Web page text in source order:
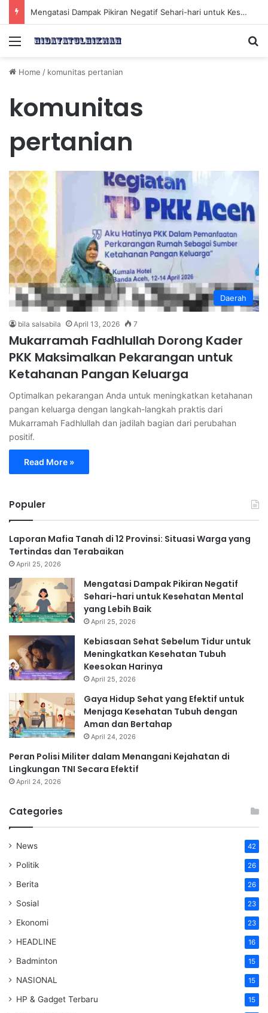
Mengatasi Dampak Pikiran Negatif Sehari-hari untuk Kesehatan Mental yang Lebih Baik
Menu
Home / komunitas pertanian
komunitas
pertanian
Daerah
bila salsabila April 13, 2026 7
Mukarramah Fadhlullah Dorong Kader
PKK Maksimalkan Pekarangan untuk
Ketahanan Pangan Keluarga
Optimalkan pekarangan Anda untuk meningkatkan ketahanan
pangan keluarga dengan langkah-langkah praktis dari
Mukarramah Fadhlullah dan jadilah bagian dari perubahan
positif.
Read More »
Populer
Laporan Mafia Tanah di 12 Provinsi: Situasi Warga yang
Tertindas dan Terabaikan
April 25, 2026
Mengatasi Dampak Pikiran Negatif
Sehari-hari untuk Kesehatan Mental
yang Lebih Baik
April 25, 2026
Kebiasaan Sehat Sebelum Tidur untuk
Meningkatkan Kesehatan Tubuh
Keesokan Harinya
April 25, 2026
Gaya Hidup Sehat yang Efektif untuk
Menjaga Kesehatan Tubuh dengan
Aman dan Bertahap
April 24, 2026
Peran Polisi Militer dalam Menangani Kejahatan di
Lingkungan TNI Secara Efektif
April 24, 2026
Categories
News 42
Politik 26
Berita 26
Sosial 23
Ekonomi 23
HEADLINE 16
Badminton 15
NASIONAL 15
HP & Gadget Terbaru 15